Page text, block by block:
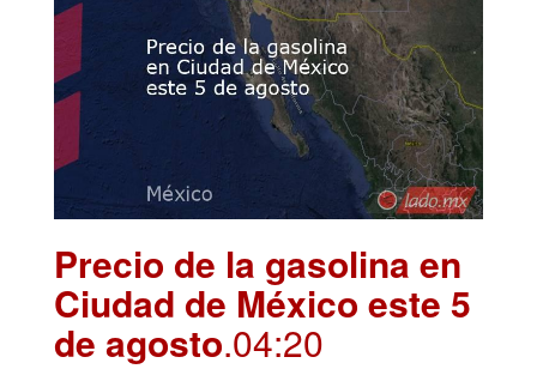
Precio de la gasolina en
Ciudad de México este 5
de agosto.04:20